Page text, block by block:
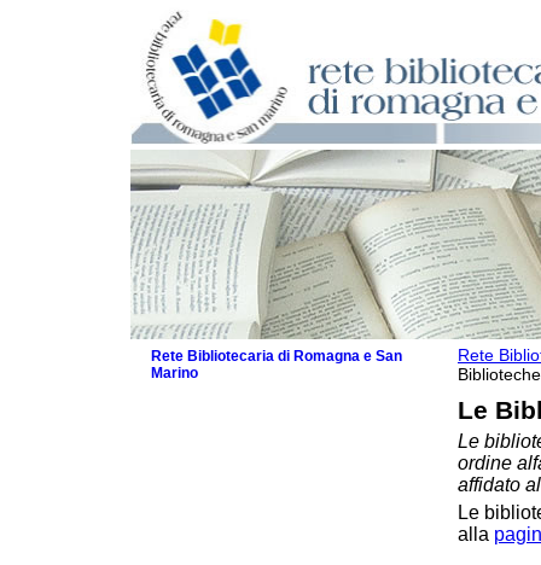
Rete
Biblioteche
Le
Le
ordine
affidato
Le
alla
Rete Bibliotecaria di Romagna e San
Marino